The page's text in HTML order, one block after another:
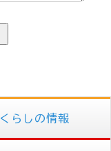
くらしの情報